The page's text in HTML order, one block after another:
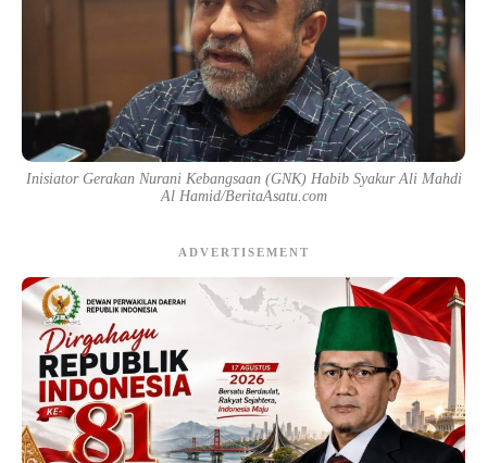
Inisiator Gerakan Nurani Kebangsaan (GNK) Habib Syakur Ali Mahdi
Al Hamid/BeritaAsatu.com
ADVERTISEMENT